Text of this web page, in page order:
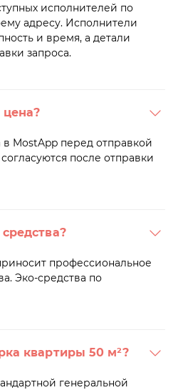
исполнителей по
адресу. Исполнители
и время, а детали
запроса.
цена?
MostApp перед отправкой
после отправки
профессиональное
Эко-средства по
квартиры 50 м²?
генеральной